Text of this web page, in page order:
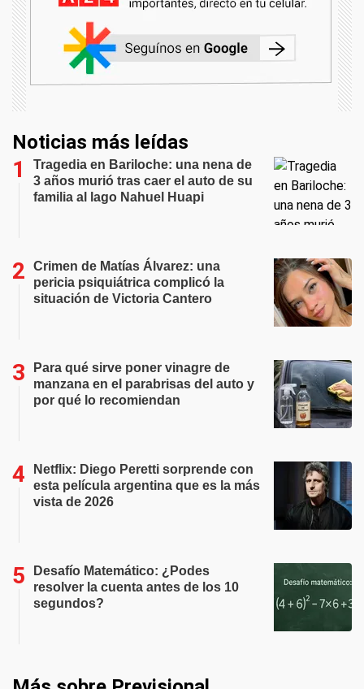
Noticias más leídas
Tragedia en Bariloche: una nena de
3 años murió tras caer el auto de su
familia al lago Nahuel Huapi
Crimen de Matías Álvarez: una
pericia psiquiátrica complicó la
situación de Victoria Cantero
Para qué sirve poner vinagre de
manzana en el parabrisas del auto y
por qué lo recomiendan
Netflix: Diego Peretti sorprende con
esta película argentina que es la más
vista de 2026
Desafío Matemático: ¿Podes
resolver la cuenta antes de los 10
segundos?